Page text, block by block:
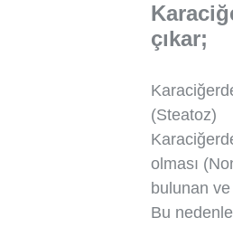
çıkar;
(Steatoz)
olması
bulunan
Bu